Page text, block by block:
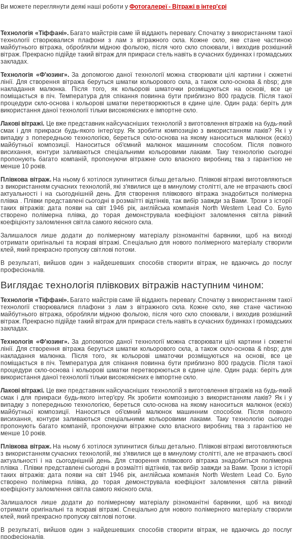
Ви можете переглянути деякі наші роботи у Фотогалереї - Вітражі в інтер'єрі
Технологія «Тіффані». Багато майстрів саме їй віддають перевагу. Спочатку з використанням такої
технології створювалися плафони з лам з вітражного скла. Кожне скло, яке стане частиною
майбутнього вітража, обробляли мідною фольгою, після чого скло споювали, і виходив розкішний
вітраж. Прекрасно підійде такий вітраж для прикраси стель навіть в сучасних будинках і громадських
закладах.
Технологія «Ф'юзинг».За допомогою даної технології можна створювати цілі картини і сюжетні
лінії. Для створення вітража беруться шматки кольорового скла, а також скло-основа & nbsp;для
накладання малюнка. Після того, як кольорові шматочки розміщуються на основі, все це
поміщається в піч. Температура для спікання повинна бути приблизно 800 градусів. Після такої
процедури скло-основа і кольорові шматки перетворюються в єдине ціле. Один рада: беріть для
використання даної технології тільки високоякісних е імпортне скло.
Лакові вітражі. Це вже представник найсучасніших технологій з виготовлення вітражів на будь-який
смак і для прикраси будь-якого інтер'єру. Як зробити композицію з використанням лаків? Як і у
випадку з попередньою технологією, береться скло-основа на якому наноситься малюнок (ескіз)
майбутньої композиції. Наноситься об'ємний малюнок машинним способом. Після повного
висихання, контури заливаються спеціальними кольоровими лаками. Таку технологію сьогодні
пропонують багато компаній, пропонуючи вітражне скло власного виробниц тва з гарантією не
менше 10 років.
Плівкова вітраж. На ньому б хотілося зупинитися більш детально. Плівкові вітражі виготовляються
з використанням сучасних технологій, які з'явилися ще в минулому столітті, але не втрачають своєї
актуальності і на сьогоднішній день. Для створення плівкового вітража знадобиться полімерна
плівка . Плівки представлені сьогодні в розмаїтті відтінків, так вибір завжди за Вами. Трохи з історії
таких вітражів: дата появи на світ 1946 рік, англійська компанія North Western Lead Co. Було
створено полімерна плівка, до торая демонструвала коефіцієнт заломлення світла рівний
коефіцієнту заломлення світла самого якісного скла.
Залишалося лише додати до полімерному матеріалу різноманітні барвники, щоб на виході
отримати оригінальні та яскраві вітражі. Спеціально для нового полімерного матеріалу створили
клей, який прекрасно пропуску світлові потоки.
В результаті, вийшов один з найдешевших способів створити вітраж, не вдаючись до послуг
професіоналів.
Виглядає технологія плівкових вітражів наступним чином:
Технологія «Тіффані». Багато майстрів саме їй віддають перевагу. Спочатку з використанням такої
технології створювалися плафони з лам з вітражного скла. Кожне скло, яке стане частиною
майбутнього вітража, обробляли мідною фольгою, після чого скло споювали, і виходив розкішний
вітраж. Прекрасно підійде такий вітраж для прикраси стель навіть в сучасних будинках і громадських
закладах.
Технологія «Ф'юзинг».За допомогою даної технології можна створювати цілі картини і сюжетні
лінії. Для створення вітража беруться шматки кольорового скла, а також скло-основа & nbsp;для
накладання малюнка. Після того, як кольорові шматочки розміщуються на основі, все це
поміщається в піч. Температура для спікання повинна бути приблизно 800 градусів. Після такої
процедури скло-основа і кольорові шматки перетворюються в єдине ціле. Один рада: беріть для
використання даної технології тільки високоякісних е імпортне скло.
Лакові вітражі. Це вже представник найсучасніших технологій з виготовлення вітражів на будь-який
смак і для прикраси будь-якого інтер'єру. Як зробити композицію з використанням лаків? Як і у
випадку з попередньою технологією, береться скло-основа на якому наноситься малюнок (ескіз)
майбутньої композиції. Наноситься об'ємний малюнок машинним способом. Після повного
висихання, контури заливаються спеціальними кольоровими лаками. Таку технологію сьогодні
пропонують багато компаній, пропонуючи вітражне скло власного виробниц тва з гарантією не
менше 10 років.
Плівкова вітраж. На ньому б хотілося зупинитися більш детально. Плівкові вітражі виготовляються
з використанням сучасних технологій, які з'явилися ще в минулому столітті, але не втрачають своєї
актуальності і на сьогоднішній день. Для створення плівкового вітража знадобиться полімерна
плівка . Плівки представлені сьогодні в розмаїтті відтінків, так вибір завжди за Вами. Трохи з історії
таких вітражів: дата появи на світ 1946 рік, англійська компанія North Western Lead Co. Було
створено полімерна плівка, до торая демонструвала коефіцієнт заломлення світла рівний
коефіцієнту заломлення світла самого якісного скла.
Залишалося лише додати до полімерному матеріалу різноманітні барвники, щоб на виході
отримати оригінальні та яскраві вітражі. Спеціально для нового полімерного матеріалу створили
клей, який прекрасно пропуску світлові потоки.
В результаті, вийшов один з найдешевших способів створити вітраж, не вдаючись до послуг
професіоналів.